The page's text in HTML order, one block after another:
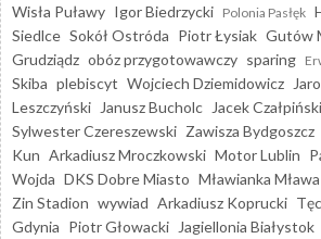
Wisła Puławy Igor Biedrzycki Polonia Pasłęk
Siedlce Sokół Ostróda Piotr Łysiak Gutów
Grudziądz obóz przygotowawczy sparing
Skiba plebiscyt Wojciech Dziemidowicz
Leszczyński
Janusz Bucholc Jacek Czałpiński
Sylwester Czereszewski Zawisza Bydgoszcz
Kun Arkadiusz Mroczkowski Motor Lublin
Wojda DKS Dobre Miasto Mławianka Mława
Zin Stadion wywiad Arkadiusz Koprucki
Gdynia Piotr Głowacki Jagiellonia Białystok